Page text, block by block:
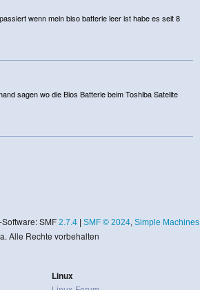
wenn mein biso batterie leer ist habe es seit 8
sagen wo die Bios Batterie beim Toshiba Satelite
SMF 2.7.4| SMF © 2024, Simple Machines
Alle Rechte vorbehalten
Linux